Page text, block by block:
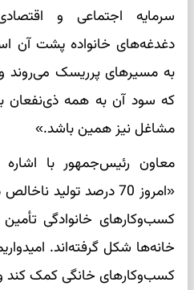
سرمایه اجتماعی و
دغدغه‌های خانواده پشت آن
به مسیرهای پرریسک می‌روند و
که سود آن به همه ذی‌نفعان
مشاغل نیز همین باشد.»
معاون رئیس‌جمهور با
کسب‌وکارهای خانوادگی
خانه‌ها شکل گرفته‌اند.
کسب‌وکارهای خانگی کمک کند